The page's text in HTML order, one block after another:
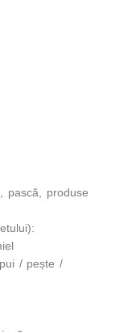
pască, produse
/ pește /